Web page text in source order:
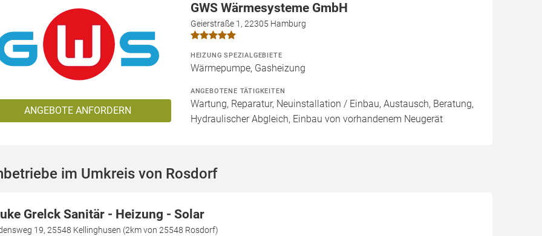
ANGEBOTE ANFORDERN
GWS Wärmesysteme GmbH
Geierstraße 1, 22305 Hamburg
HEIZUNG SPEZIALGEBIETE
Wärmepumpe, Gasheizung
ANGEBOTENE TÄTIGKEITEN
Wartung, Reparatur, Neuinstallation / Einbau, Austausch, Beratung,
Hydraulischer Abgleich, Einbau von vorhandenem Neugerät
im Umkreis von Rosdorf
Grelck Sanitär - Heizung - Solar
19, 25548 Kellinghusen (2km von 25548 Rosdorf)